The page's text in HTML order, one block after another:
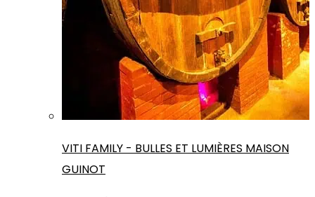
VITI FAMILY - BULLES ET LUMIÈRES MAISON
GUINOT